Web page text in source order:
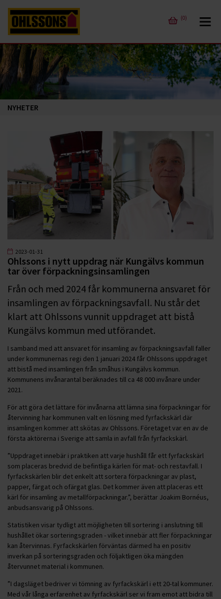
(0)
NYHETER
2023-01-31
Ohlssons i nytt uppdrag när Kungälvs kommun
tar över förpackningsinsamlingen
Från och med 2024 får kommunerna ansvaret för
insamlingen av förpackningsavfall. Nu står det
klart att Ohlssons vunnit uppdraget att bistå
Kungälvs kommun med utförandet.
I samband med att ansvaret för insamling av förpackningsavfall faller
under kommunernas regi den 1 januari 2024 får Ohlssons uppdraget
att bistå med insamlingen från småhus i Kungälvs kommun.
Kommunens invånarantal beräknades till ca 48 000 invånare under
2021.
För att göra det lättare för invånarna att lämna sina förpackningar för
återvinning har kommunen valt en lösning med fyrfackskärl där
insamlingen kommer att skötas av Ohlssons. Företaget var en av de
första aktörerna i Sverige att samla in avfall från fyrfackskärl.
”Uppdraget innebär i praktiken att varje hushåll får ett fyrfackskärl
som placeras bredvid de befintliga kärlen för mat- och restavfall. I
fyrfackskärlen blir det enkelt att sortera förpackningar av plast,
papper, färgat och ofärgat glas. Det kommer även att placeras ett
kärl för insamling av metallförpackningar.”, berättar Joakim Bornéus,
anbudsansvarig på Ohlssons.
Statistiken visar tydligt att möjligheten till sortering i anslutning till
hushållet ökar sorteringsgraden - vilket innebär att fler förpackningar
kan återvinnas. Fyrfackskärlen förväntas därmed ha en positiv
inverkan på sorteringsgraden och följaktligen öka mängden
återvunnet material i kommunen.
”I dagsläget bedriver vi tömning av fyrfackskärl i ett 20-tal kommuner.
Med vår långa erfarenhet av fyrfackskärl ser vi fram emot att bidra till